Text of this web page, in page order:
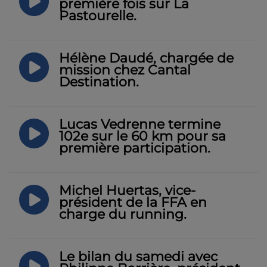
première fois sur La
Pastourelle.
Hélène Daudé, chargée de
mission chez Cantal
Destination.
Lucas Vedrenne termine
102e sur le 60 km pour sa
première participation.
Michel Huertas, vice-
président de la FFA en
charge du running.
Le bilan du samedi avec